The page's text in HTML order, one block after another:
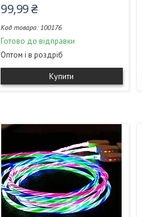
99,99 ₴
100176
Готово до відправки
Оптом і в роздріб
Купити